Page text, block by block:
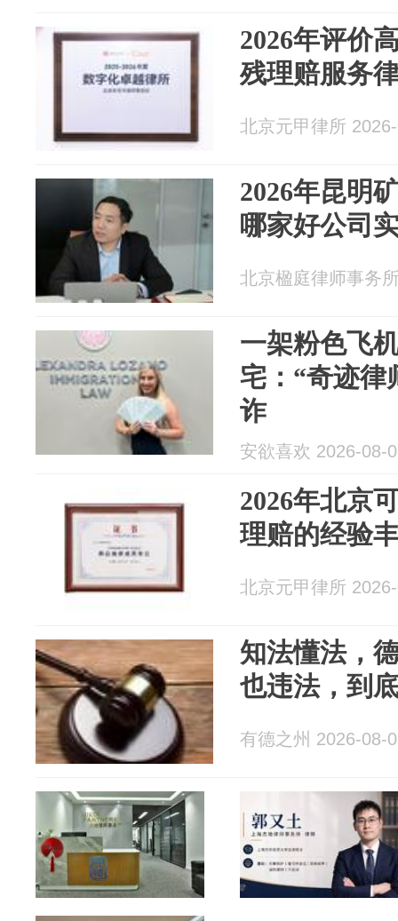
2026年评价
残理赔服务
北京元甲律所
2026年昆明
哪家好公司
北京楹庭律师事务
一架粉色飞
宅：“奇迹律
诈
安欲喜欢 2026-08-
2026年北京
理赔的经验
北京元甲律所
知法懂法，
也违法，到
有德之州 2026-08-